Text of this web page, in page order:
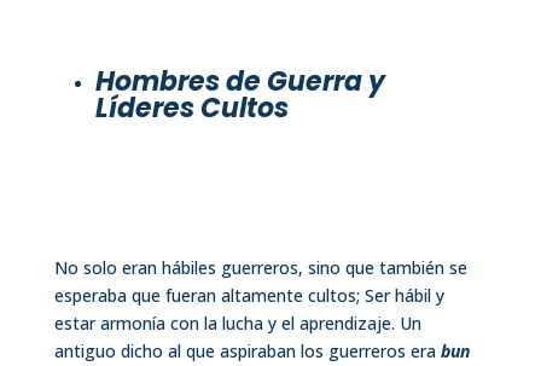
Hombres de Guerra y
Líderes Cultos
No solo eran hábiles guerreros, sino que también se
esperaba que fueran altamente cultos; Ser hábil y
estar armonía con la lucha y el aprendizaje. Un
antiguo dicho al que aspiraban los guerreros era bun